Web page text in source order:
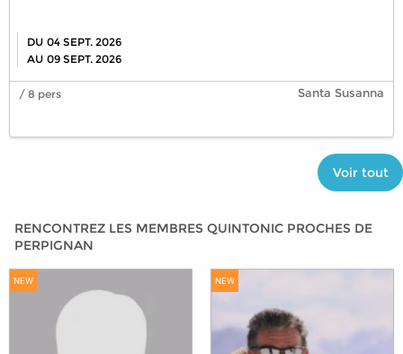
DU 04 SEPT. 2026
AU 09 SEPT. 2026
/ 8 pers Santa Susanna
Voir tout
RENCONTREZ LES MEMBRES QUINTONIC PROCHES DE
PERPIGNAN
NEW NEW